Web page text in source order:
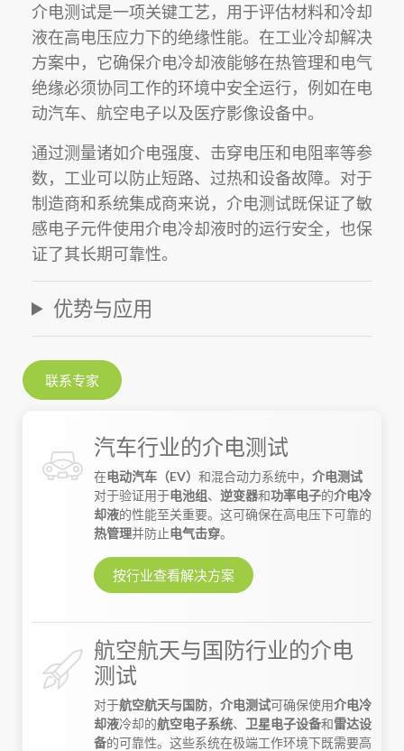
介电测试是一项关键工艺，用于评估材料和冷却
液在高电压应力下的绝缘性能。在工业冷却解决
方案中，它确保介电冷却液能够在热管理和电气
绝缘必须协同工作的环境中安全运行，例如在电
动汽车、 航空电子以及医疗影像设备中。
通过测量诸如介电强度、 击穿电压和电阻率等参
数，工业可以防止短路、过热和设备故障。对于
制造商和系统集成商来说， 介电测试既保证了敏
感电子元件使用介电冷却液时的运行安全，也保
证了其长期可靠性。
优势与应用
联系专家
汽车行业的介电测试
在电动汽车（EV） 和混合动力系统中， 介电测试
对于验证用于电池组、 逆变器和功率电子的介电冷
却液的性能至关重要。这可确保在高电压下可靠的
热管理并防止电气击穿。
按行业查看解决方案
航空航天与国防行业的介电
测试
对于航空航天与国防， 介电测试可确保使用介电冷
却液冷却的航空电子系统、 卫星电子设备和雷达设
备的可靠性。这些系统在极端工作环境下既需要高